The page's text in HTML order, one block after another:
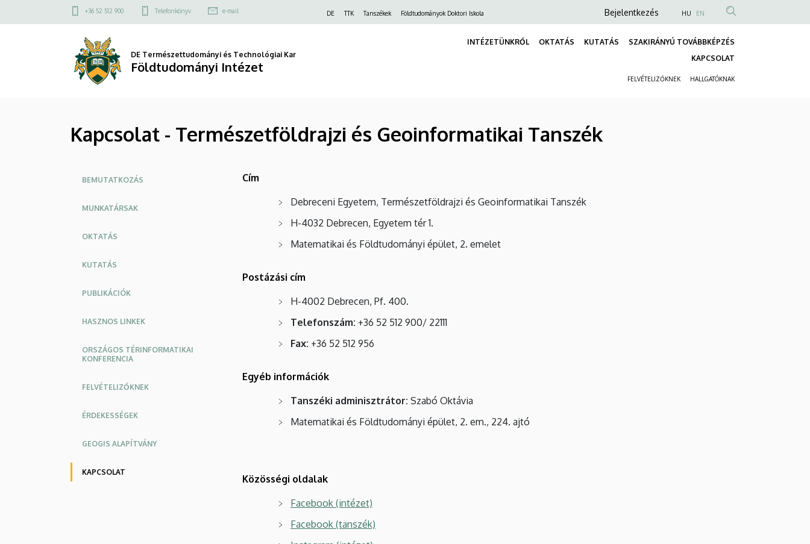
Kapcsolat
Természetföldrajzi
Tanszék
Földtudományi
a
Felső
menü
+36 52 512 900 Telefonkönyv e-mail
FelsőDE TTK Tanszékek Földtudományok Doktori Iskola
Anonim
fiók
Bejelentkezés HU EN
DE Természettudományi és Technológiai Kar
Földtudományi Intézet
INTÉZETÜNKRŐL OKTATÁS KUTATÁS
SZAKIRÁNYÚ TOVÁBBKÉPZÉS
KAPCSOLAT
FELVÉTELIZŐKNEK HALLGATÓKNAK
Kapcsolat - Természetföldrajzi és Geoinformatikai Tanszék
Oldalmenü
BEMUTATKOZÁS
MUNKATÁRSAK
OKTATÁS
KUTATÁS
PUBLIKÁCIÓK
HASZNOS LINKEK
ORSZÁGOS TÉRINFORMATIKAI
KONFERENCIA
FELVÉTELIZŐKNEK
ÉRDEKESSÉGEK
GEOGIS ALAPÍTVÁNY
KAPCSOLAT
Cím
Debreceni Egyetem, Természetföldrajzi és Geoinformatikai Tanszék
H-4032 Debrecen, Egyetem tér 1.
Matematikai és Földtudományi épület, 2. emelet
Postázási cím
H-4002 Debrecen, Pf. 400.
Telefonszám: +36 52 512 900/ 22111
Fax: +36 52 512 956
Egyéb információk
Tanszéki adminisztrátor: Szabó Oktávia
Matematikai és Földtudományi épület, 2. em., 224. ajtó
Közösségi oldalak
Facebook (intézet)
Facebook (tanszék)